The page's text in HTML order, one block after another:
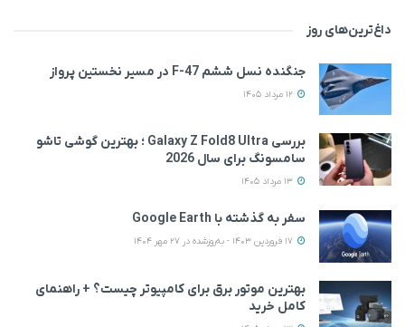
داغ‌ترین‌های روز
جنگنده نسل ششم F-47 در مسیر نخستین پرواز
بررسی Galaxy Z Fold8 Ultra ؛ بهترین گوشی تاشو
سامسونگ برای سال 2026
سفر به گذشته با Google Earth
بهترین موتور برق برای کامپیوتر چیست؟ + راهنمای
کامل خرید